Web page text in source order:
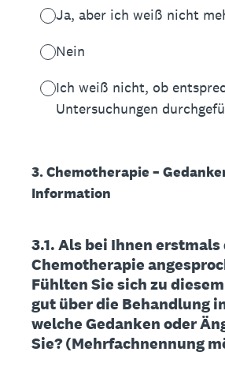
Ja, aber ich weiß nicht
Nein
Ich weiß nicht, ob
Untersuchungen
3. Chemotherapie –
Information
3.1. Als bei Ihnen erstmals
Chemotherapie
Fühlten Sie sich zu
gut über die Behandlung
welche Gedanken oder
Sie? (Mehrfachnennung